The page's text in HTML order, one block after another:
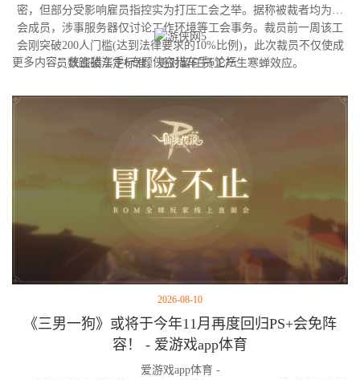
密，但部分受影响雇员指控实为打压工会之举。据称被裁者均为工
会成员，涉事服务器仅讨论工作环境等工会事务。裁员前一周该工
会刚突破200人门槛(达到法律要求的10%比例)，此次裁员不仅使成
员数跌破法定标准，更对留任员工产生寒蝉效应。
更多内容：侠盗猎车手6专题侠盗猎车手6论坛
2026-08-10
《三男一狗》或将于今年11月再度回归PS+会免阵
容！ - 爱游戏app体育
爱游戏app体育 -